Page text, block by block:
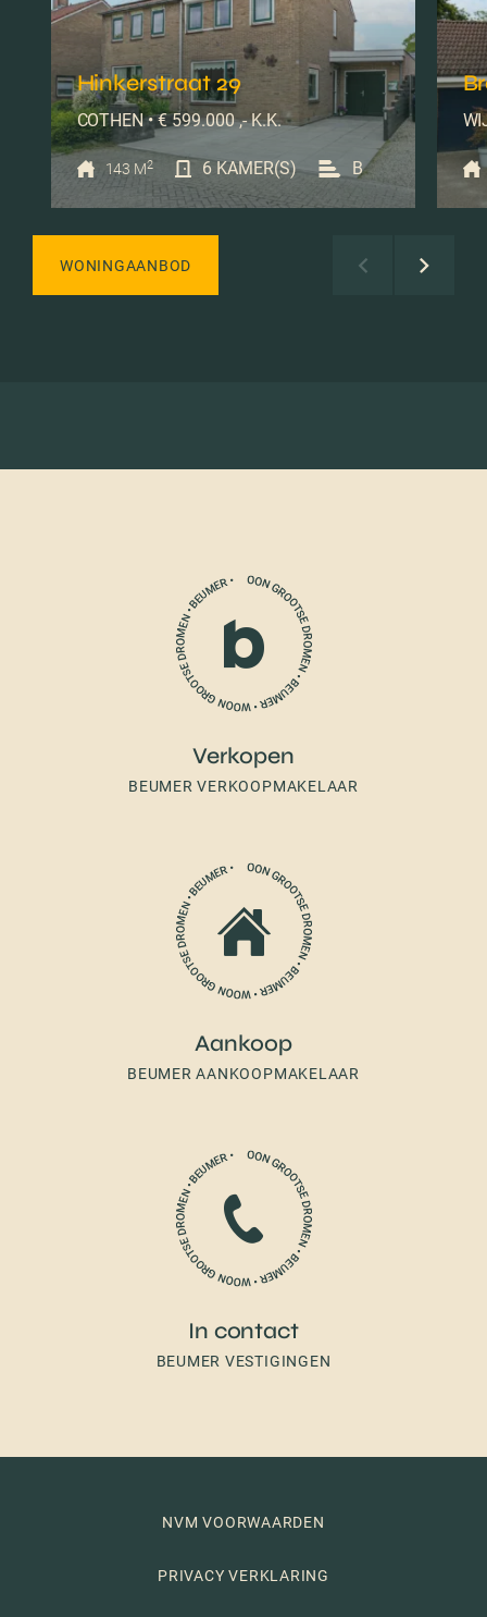
Hinkerstraat 29
COTHEN • € 599.000 ,- K.K.
143 M2 6 KAMER(S) B
WONINGAANBOD
Verkopen
BEUMER VERKOOPMAKELAAR
Aankoop
BEUMER AANKOOPMAKELAAR
In contact
BEUMER VESTIGINGEN
NVM VOORWAARDEN
PRIVACY VERKLARING